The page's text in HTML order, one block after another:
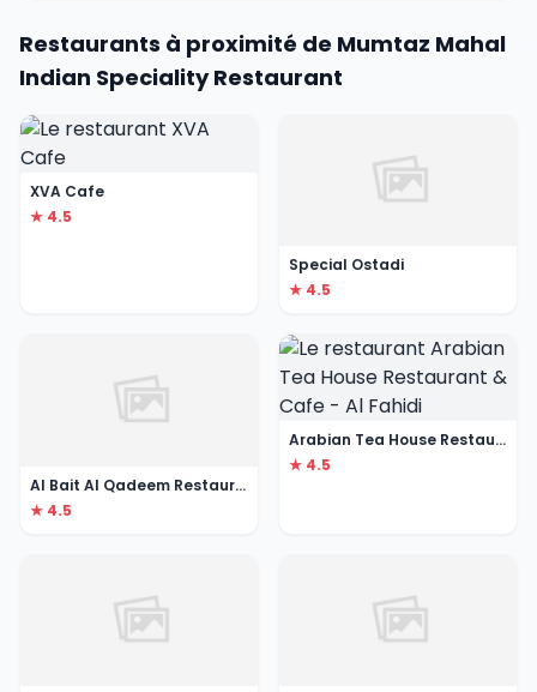
Restaurants à proximité de Mumtaz Mahal
Indian Speciality Restaurant
XVA Cafe
★ 4.5
Special Ostadi
★ 4.5
Al Bait Al Qadeem Restaurant and Cafe
★ 4.5
Arabian Tea House Restaurant & Cafe - Al Fahidi
★ 4.5